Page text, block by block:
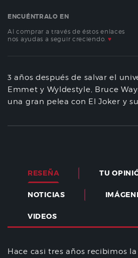
ENCUÉNTRALO EN
Al comprar a través de éstos enlaces
nos ayudas a seguir creciendo. ♥
3 años después de salvar el
Emmet y Wyldestyle, Bruce
una gran pelea con El Joker y
RESEÑA TU
NOTICIAS
VIDEOS
Hace casi tres años recibimos